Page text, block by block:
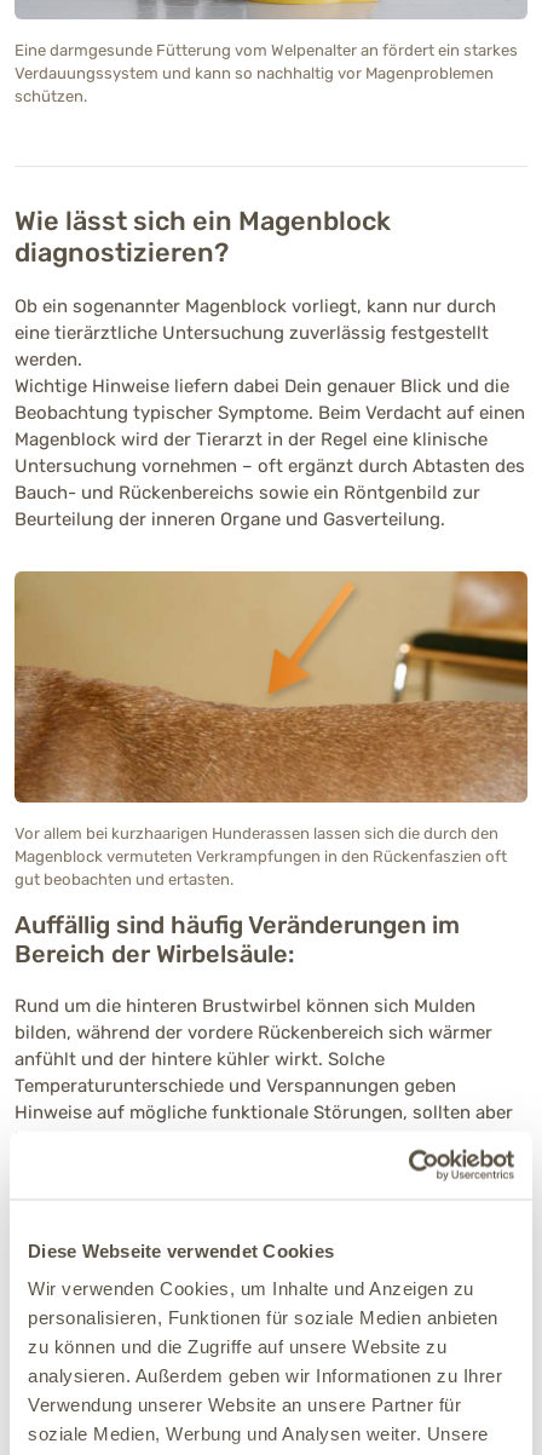
Diese Webseite verwendet Cookies
Wir verwenden Cookies, um Inhalte und Anzeigen zu
personalisieren, Funktionen für soziale Medien anbieten
zu können und die Zugriffe auf unsere Website zu
analysieren. Außerdem geben wir Informationen zu Ihrer
Verwendung unserer Website an unsere Partner für
soziale Medien, Werbung und Analysen weiter. Unsere
Eine darmgesunde Fütterung vom Welpenalter an fördert ein starkes
Verdauungssystem und kann so nachhaltig vor Magenproblemen
schützen.
Wie lässt sich ein Magenblock
diagnostizieren?
Ob ein sogenannter Magenblock vorliegt, kann nur durch
eine tierärztliche Untersuchung zuverlässig festgestellt
werden.
Wichtige Hinweise liefern dabei Dein genauer Blick und die
Beobachtung typischer Symptome. Beim Verdacht auf einen
Magenblock wird der Tierarzt in der Regel eine klinische
Untersuchung vornehmen – oft ergänzt durch Abtasten des
Bauch- und Rückenbereichs sowie ein Röntgenbild zur
Beurteilung der inneren Organe und Gasverteilung.
Vor allem bei kurzhaarigen Hunderassen lassen sich die durch den
Magenblock vermuteten Verkrampfungen in den Rückenfaszien oft
gut beobachten und ertasten.
Auffällig sind häufig Veränderungen im
Bereich der Wirbelsäule:
Rund um die hinteren Brustwirbel können sich Mulden
bilden, während der vordere Rückenbereich sich wärmer
anfühlt und der hintere kühler wirkt. Solche
Temperaturunterschiede und Verspannungen geben
Hinweise auf mögliche funktionale Störungen, sollten aber
immer durch tierärztliche Diagnostik überprüft werden.
Unsere langjährige Erfahrung zeigt, dass sich bestimmte
Veränderungen im Verdauungstrakt und im Blutbild bei
einem Magenblock auffällig darstellen können. Mithilfe eines
lassen sich unter anderem bakterielle
Ungleichgewichte im Darm, das Verhältnis von nützlichen
zu ungünstigen Mikroorganismen sowie mögliche
Belastungen durch Einzeller und Hefen untersuchen.